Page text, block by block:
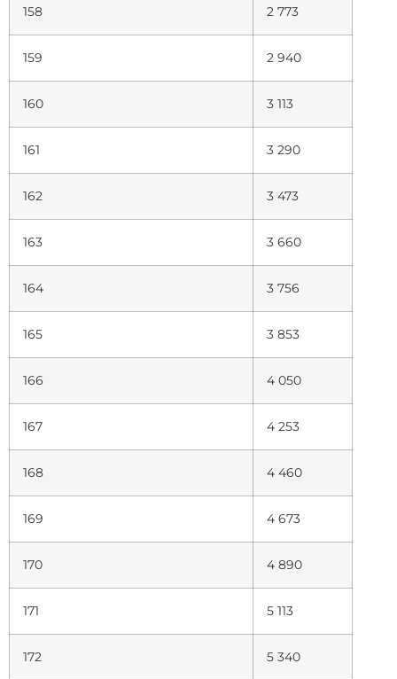
158 2 773
159 2 940
160 3 113
161 3 290
162 3 473
163 3 660
164 3 756
165 3 853
166 4 050
167 4 253
168 4 460
169 4 673
170 4 890
171 5 113
172 5 340